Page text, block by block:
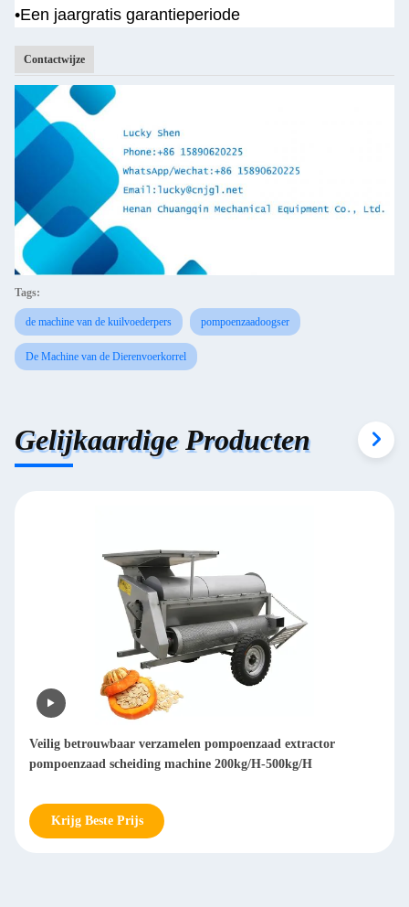
•Een jaargratis garantieperiode
Contactwijze
Tags:
de machine van de kuilvoederpers pompoenzaadoogser
De Machine van de Dierenvoerkorrel
Gelijkaardige Producten
Veilig betrouwbaar verzamelen pompoenzaad extractor
pompoenzaad scheiding machine 200kg/H-500kg/H
Krijg Beste Prijs